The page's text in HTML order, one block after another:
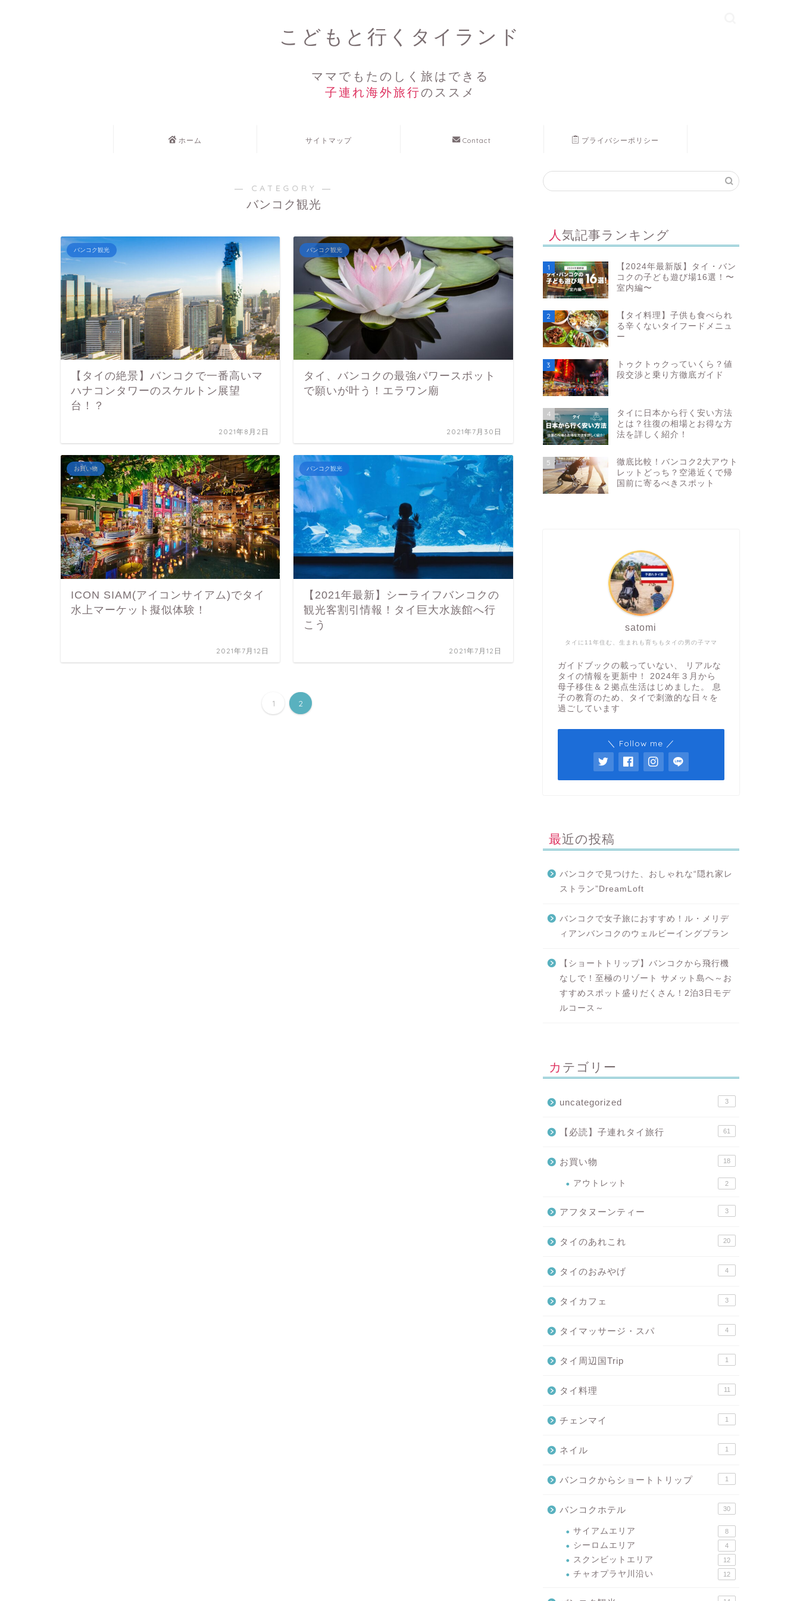
こどもと行くタイランド
ママでもたのしく旅はできる
子連れ海外旅行のススメ
ホーム サイトマップ Contact プライバシーポリシー
― CATEGORY ―
バンコク観光
バンコク観光
【タイの絶景】バンコクで一番高いマ
ハナコンタワーのスケルトン展望
台！？
2021年8月2日
バンコク観光
タイ、バンコクの最強パワースポット
で願いが叶う！エラワン廟
2021年7月30日
お買い物
ICON SIAM(アイコンサイアム)でタイ
水上マーケット擬似体験！
2021年7月12日
バンコク観光
【2021年最新】シーライフバンコクの
観光客割引情報！タイ巨大水族館へ行
こう
2021年7月12日
1 2
人気記事ランキング
1
【2024年最新版】タイ・バン
コクの子ども遊び場16選！〜
室内編〜
2
【タイ料理】子供も食べられ
る辛くないタイフードメニュ
ー
3
トゥクトゥクっていくら？値
段交渉と乗り方徹底ガイド
4
タイに日本から行く安い方法
とは？往復の相場とお得な方
法を詳しく紹介！
5
徹底比較！バンコク2大アウト
レットどっち？空港近くで帰
国前に寄るべきスポット
タイに11年住む、生まれも育ちもタイの男の子ママ
satomi
ガイドブックの載っていない、 リアルな
タイの情報を更新中！ 2024年３月から
母子移住＆２拠点生活はじめました。 息
子の教育のため、タイで刺激的な日々を
過ごしています
＼ Follow me ／
最近の投稿
バンコクで見つけた、おしゃれな“隠れ家レ
ストラン”DreamLoft
バンコクで女子旅におすすめ！ル・メリデ
ィアンバンコクのウェルビーイングプラン
【ショートトリップ】バンコクから飛行機
なしで！至極のリゾート サメット島へ～お
すすめスポット盛りだくさん！2泊3日モデ
ルコース～
カテゴリー
uncategorized 3
【必読】子連れタイ旅行 61
お買い物 18
アウトレット 2
アフタヌーンティー 3
タイのあれこれ 20
タイのおみやげ 4
タイカフェ 3
タイマッサージ・スパ 4
タイ周辺国Trip 1
タイ料理 11
チェンマイ 1
ネイル 1
バンコクからショートトリップ 1
バンコクホテル 30
サイアムエリア 8
シーロムエリア 4
スクンビットエリア 12
チャオプラヤ川沿い 12